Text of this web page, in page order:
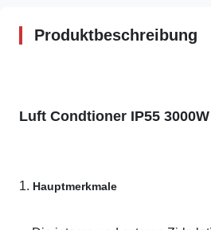
Produktbeschreibung
Luft Condtioner IP55
1. Hauptmerkmale